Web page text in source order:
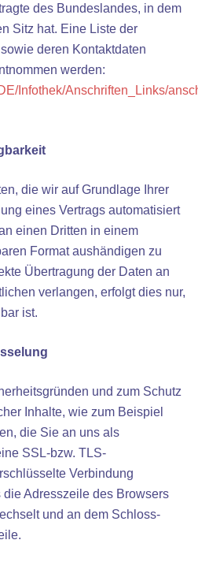
des Bundeslandes, in dem
Sitz hat. Eine Liste der
deren Kontaktdaten
werden:
Infothek/Anschriften_Links/
die wir auf Grundlage Ihrer
eines Vertrags automatisiert
einen Dritten in einem
Format aushändigen zu
Übertragung der Daten an
verlangen, erfolgt dies nur,
ist.
und zum Schutz
Inhalte, wie zum Beispiel
die Sie an uns als
SSL-bzw. TLS-
Verbindung
Adresszeile des Browsers
und an dem Schloss-